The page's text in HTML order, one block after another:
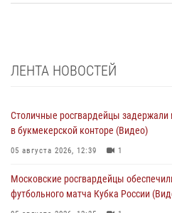
ЛЕНТА НОВОСТЕЙ
Столичные росгвардейцы задержали
в букмекерской конторе (Видео)
05 августа 2026, 12:39 1
Московские росгвардейцы
футбольного матча Кубка России